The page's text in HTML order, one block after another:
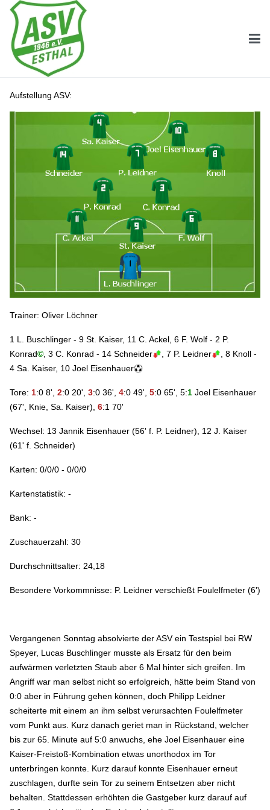
Aufstellung ASV:
Trainer: Oliver Löchner
1 L. Buschlinger - 9 St. Kaiser, 11 C. Ackel, 6 F. Wolf - 2 P.
Konrad© , 3 C. Konrad - 14 Schneider , 7 P. Leidner
, 8 Knoll -
4 Sa. Kaiser, 10 Joel Eisenhauer
Tore: 1:0 8', 2:0 20', 3:0 36', 4:0 49', 5:0 65', 5:1 Joel Eisenhauer
(67', Knie, Sa. Kaiser), 6:1 70'
Wechsel: 13 Jannik Eisenhauer (56' f. P. Leidner), 12 J. Kaiser
(61' f. Schneider)
Karten: 0/0/0 - 0/0/0
Kartenstatistik: -
Bank: -
Zuschauerzahl: 30
Durchschnittsalter: 24,18
Besondere Vorkommnisse: P. Leidner verschießt Foulelfmeter (6')
Vergangenen Sonntag absolvierte der ASV ein Testspiel bei RW
Speyer, Lucas Buschlinger musste als Ersatz für den beim
aufwärmen verletzten Staub aber 6 Mal hinter sich greifen. Im
Angriff war man selbst nicht so erfolgreich, hätte beim Stand von
0:0 aber in Führung gehen können, doch Philipp Leidner
scheiterte mit einem an ihm selbst verursachten Foulelfmeter
vom Punkt aus. Kurz danach geriet man in Rückstand, welcher
bis zur 65. Minute auf 5:0 anwuchs, ehe Joel Eisenhauer eine
Kaiser-Freistoß-Kombination etwas unorthodox im Tor
unterbringen konnte. Kurz darauf konnte Eisenhauer erneut
zuschlagen, durfte sein Tor zu seinem Entsetzen aber nicht
behalten. Stattdessen erhöhten die Gastgeber kurz darauf auf